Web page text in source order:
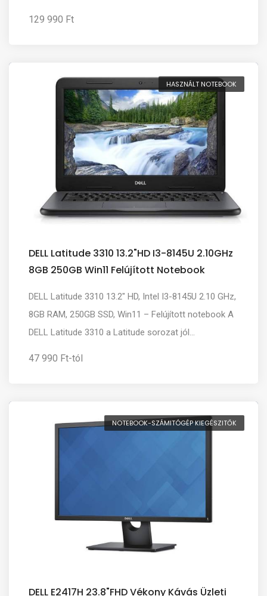
129 990 Ft
HASZNÁLT NOTEBOOK
DELL Latitude 3310 13.2"HD I3-8145U 2.10GHz
8GB 250GB Win11 Felújított Notebook
DELL Latitude 3310 13.2" HD, Intel I3-8145U 2.10 GHz,
8GB RAM, 250GB SSD, Win11 – Felújított notebook A
DELL Latitude 3310 a Latitude sorozat jól...
47 990 Ft-tól
NOTEBOOK-SZÁMITÓGÉP KIEGÉSZITŐK
DELL E2417H 23.8"FHD Vékony Kávás Üzleti